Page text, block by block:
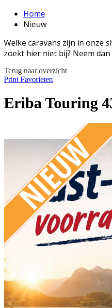
Home
Nieuw
Welke caravans zijn in onze
zoekt hier niet bij? Neem
Terug naar overzicht
Print Favorieten
Eriba Touring